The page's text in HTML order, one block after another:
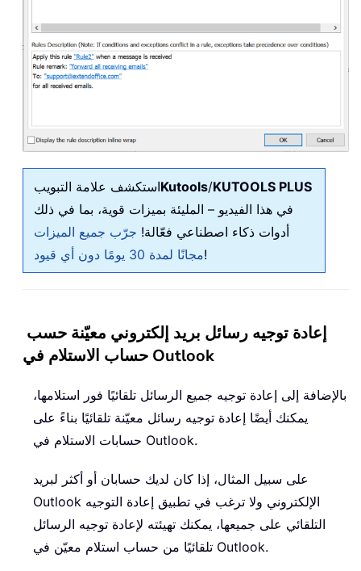
استكشف علامة التبويبKutools/KUTOOLS PLUS
في هذا الفيديو – المليئة بميزات قوية، بما في ذلك
أدوات ذكاء اصطناعي فعّالة! جرّب جميع الميزات
مجانًا لمدة 30 يومًا دون أي قيود!
إعادة توجيه رسائل بريد إلكتروني معيّنة حسب
حساب الاستلام في Outlook
بالإضافة إلى إعادة توجيه جميع الرسائل تلقائيًا فور استلامها،
يمكنك أيضًا إعادة توجيه رسائل معيّنة تلقائيًا بناءً على
حسابات الاستلام في Outlook.
على سبيل المثال، إذا كان لديك حسابان أو أكثر لبريد
Outlook الإلكتروني ولا ترغب في تطبيق إعادة التوجيه
التلقائي على جميعها، يمكنك تهيئته لإعادة توجيه الرسائل
تلقائيًا من حساب استلام معيّن في Outlook.